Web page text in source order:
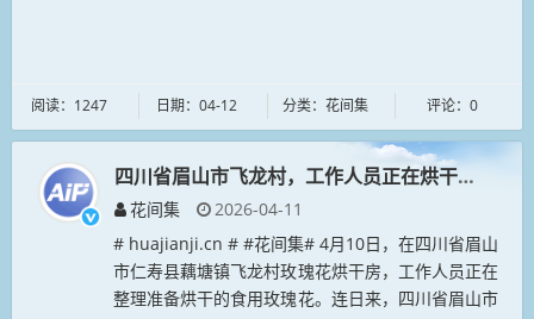
阅读：1247 日期：04-12 分类：花间集 评论：0
四川省眉山市飞龙村，工作人员正在烘干食用玫
花间集
2026-04-11
# huajianji.cn # #花间集# 4月10日，在四川省眉山
市仁寿县藕塘镇飞龙村玫瑰花烘干房，工作人员正在
整理准备烘干的食用玫瑰花。连日来，四川省眉山市